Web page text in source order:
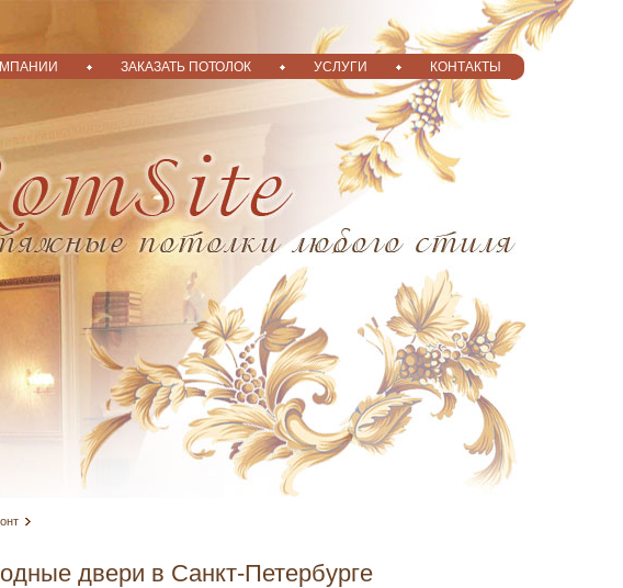
ЗАКАЗАТЬ ПОТОЛОК УСЛУГИ КОНТАКТЫ
двери в Санкт-Петербурге